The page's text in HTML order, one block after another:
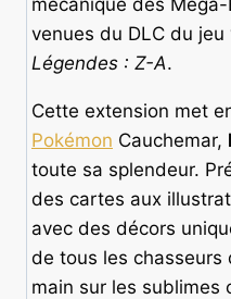
venues du DLC du jeu
Légendes : Z-A.
Cette extension met
Pokémon Cauchemar,
toute sa splendeur.
des cartes aux
avec des décors
de tous les chasseurs
main sur les sublimes